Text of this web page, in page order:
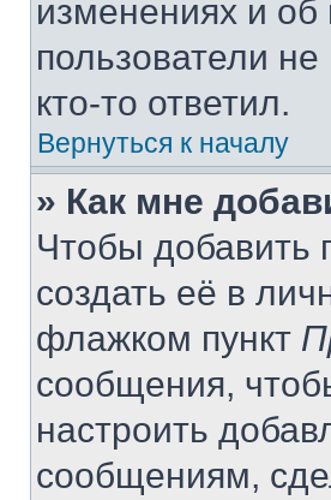
изменениях и
пользователи
кто-то ответил.
Вернуться к началу
» Как мне
Чтобы добавить
создать её в
флажком пункт
сообщения,
настроить
сообщениям,